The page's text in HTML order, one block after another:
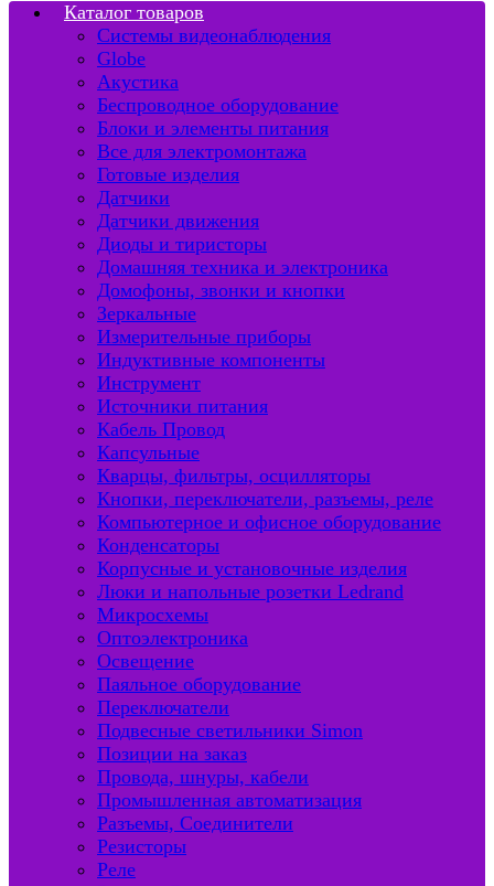
Каталог товаров
Системы видеонаблюдения
Globe
Акустика
Беспроводное оборудование
Блоки и элементы питания
Все для электромонтажа
Готовые изделия
Датчики
Датчики движения
Диоды и тиристоры
Домашняя техника и электроника
Домофоны, звонки и кнопки
Зеркальные
Измерительные приборы
Индуктивные компоненты
Инструмент
Источники питания
Кабель Провод
Капсульные
Кварцы, фильтры, осцилляторы
Кнопки, переключатели, разъемы, реле
Компьютерное и офисное оборудование
Конденсаторы
Корпусные и установочные изделия
Люки и напольные розетки Ledrand
Микросхемы
Оптоэлектроника
Освещение
Паяльное оборудование
Переключатели
Подвесные светильники Simon
Позиции на заказ
Провода, шнуры, кабели
Промышленная автоматизация
Разъемы, Соединители
Резисторы
Реле